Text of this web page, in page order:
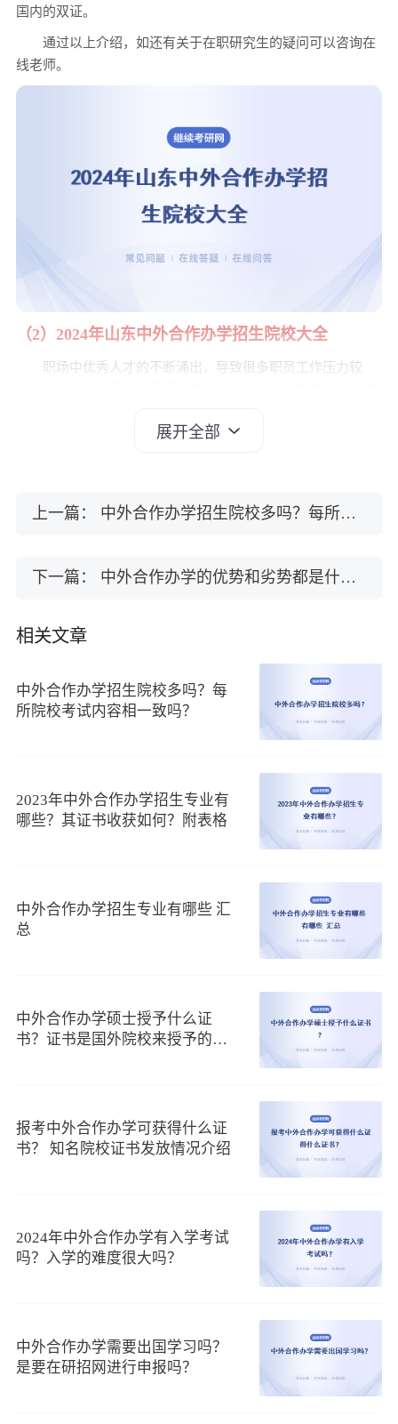
国内的双证。
通过以上介绍，如还有关于在职研究生的疑问可以咨询在
线老师。
（2）2024年山东中外合作办学招生院校大全
职场中优秀人才的不断涌出，导致很多职员工作压力较
该省在职研究生的人数不胜数，有学员想知道，2019年山东中
上海财经大学，下面就给大家介绍一下这所招生院校。
山东在职研究生报名上海财经大学，担任教学的授课老师
学到超值的课程知识，扩宽知识面。
上海财经大学在职研究生在山东学习，可以选择的招生专
业较多，有工商管理、金融学，学员报名的招生专业不同，课
工作。
3、获得权威证书
上财财经大学山东班学员在规定的时间修毕课程，后期考
的在职研究生硕士学位证书和课程结业证书，这些证书含金量
十足，此硕士学位证书在中国教育部留学服务中心认证后，等
同于双证。
（3）2024年全国各地区中外合作办学招生院校大全
随着国家的迅速进步，到国外留学是很多人都非常羡慕的
方式招生，学员在国内就可以报名，而且花费也没有想象中那
么高，因而很受欢迎，在2020年，就有很多院校即将以中外合
作办学的方式招生，下面就来简单介绍一下。
据了解，中外合作办学基本都是自主招生，因此报名时间
的，在此为方便大家查看各地区招生院校的招生简章，以表格
的形式将相关链接呈现出来，使大家可以点击查看。
2020年全国各地区中外合作办学招生院校大全
北京地区 重庆地区 黑龙江地区
西藏地区
上海地区
四川地区 辽宁地区
宁夏地区
江西地区
展开全部
上一篇： 中外合作办学招生院校多吗？每所院校考试内容相一致吗？
下一篇： 中外合作办学的优势和劣势都是什么？课程优势 时间优势
相关文章
中外合作办学招生院校多吗？每
所院校考试内容相一致吗？
2023年中外合作办学招生专业有
哪些？其证书收获如何？附表格
中外合作办学招生专业有哪些 汇
总
中外合作办学硕士授予什么证
书？证书是国外院校来授予的
报考中外合作办学可获得什么证
书？ 知名院校证书发放情况介绍
2024年中外合作办学有入学考试
吗？入学的难度很大吗？
中外合作办学需要出国学习吗？
是要在研招网进行申报吗？